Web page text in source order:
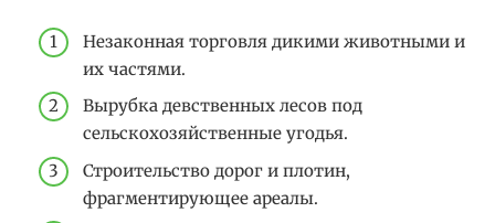
Незаконная торговля дикими животными и
их частями.
Вырубка девственных лесов под
сельскохозяйственные угодья.
Строительство дорог и плотин,
фрагментирующее ареалы.